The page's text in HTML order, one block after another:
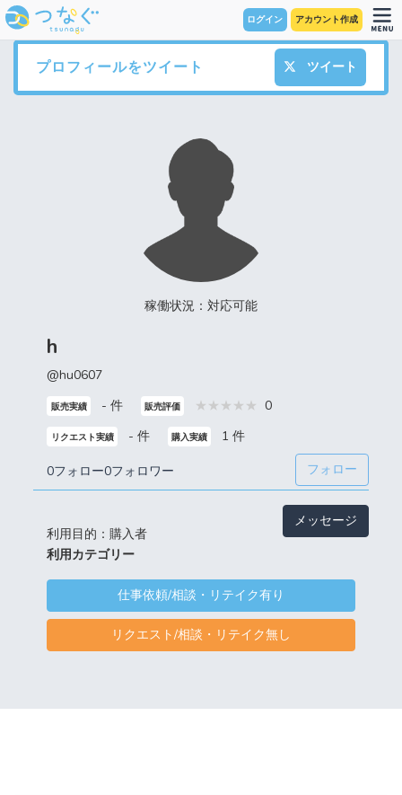
ログイン アカウント作成
プロフィールをツイート ツイート
稼働状況：対応可能
h
@hu0607
販売実績 - 件 販売評価 0
リクエスト実績 - 件 購入実績 1 件
0フォロー0フォロワー フォロー
利用目的：購入者
メッセージ
利用カテゴリー
仕事依頼/相談・リテイク有り
リクエスト/相談・リテイク無し